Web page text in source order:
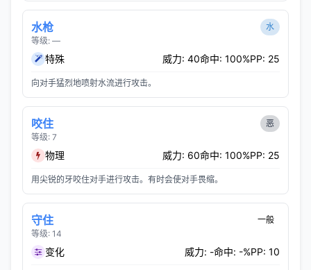
水枪
等级: —
水
特殊 威力: 40命中: 100%PP: 25
向对手猛烈地喷射水流进行攻击。
咬住
等级: 7
恶
物理 威力: 60命中: 100%PP: 25
用尖锐的牙咬住对手进行攻击。有时会使对手畏缩。
守住
等级: 14
一般
变化 威力: -命中: -%PP: 10